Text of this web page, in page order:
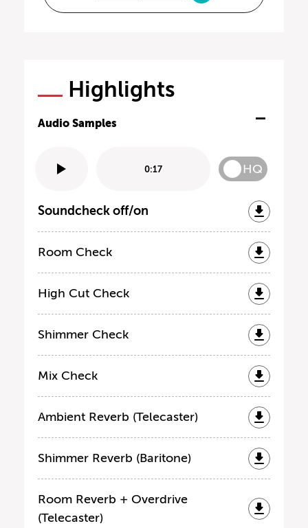
Highlights
Audio Samples
0:17 HQ
Soundcheck off/on
Room Check
High Cut Check
Shimmer Check
Mix Check
Ambient Reverb (Telecaster)
Shimmer Reverb (Baritone)
Room Reverb + Overdrive
(Telecaster)